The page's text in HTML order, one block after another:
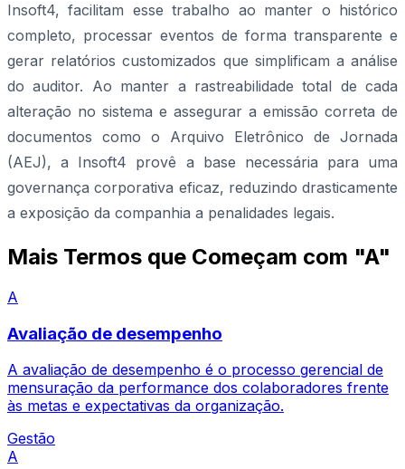
Insoft4, facilitam esse trabalho ao manter o histórico
completo, processar eventos de forma transparente e
gerar relatórios customizados que simplificam a análise
do auditor. Ao manter a rastreabilidade total de cada
alteração no sistema e assegurar a emissão correta de
documentos como o Arquivo Eletrônico de Jornada
(AEJ), a Insoft4 provê a base necessária para uma
governança corporativa eficaz, reduzindo drasticamente
a exposição da companhia a penalidades legais.
Mais Termos que Começam com "A"
A
Avaliação de desempenho
A avaliação de desempenho é o processo gerencial de
mensuração da performance dos colaboradores frente
às metas e expectativas da organização.
Gestão
A